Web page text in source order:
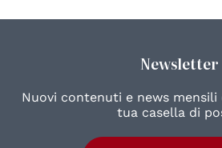
Newsletter
Nuovi contenuti e news
tua casella di